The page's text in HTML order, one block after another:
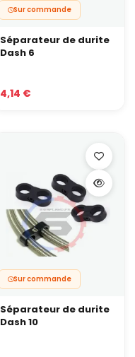
Sur commande
Séparateur de durite
Dash 6
4,14 €
Sur commande
Séparateur de durite
Dash 10